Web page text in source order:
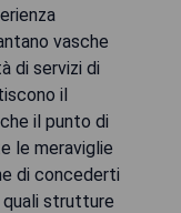
vasche
di servizi di
il
il punto di
le meraviglie
di concederti
strutture